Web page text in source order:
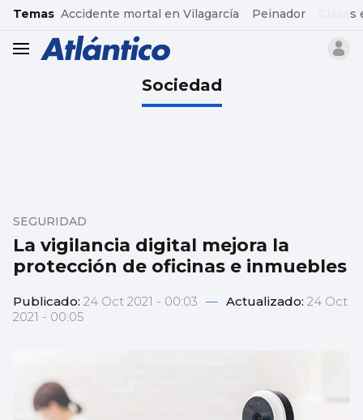
common.go-to-content
Temas Accidente mortal en Vilagarcía Peinador
header.menu.open
Sociedad
La vigilancia digital mejora la
protección de oficinas e inmuebles
SEGURIDAD
Publicado: 24 Oct 2021 - 00:03 — Actualizado: 24 Oct
2021 - 00:05